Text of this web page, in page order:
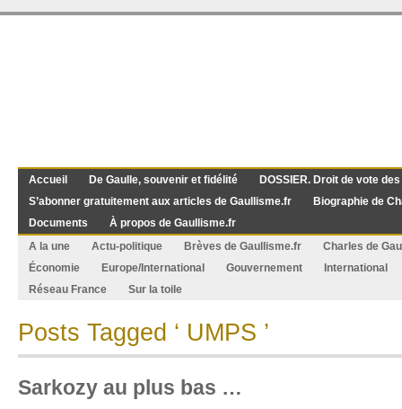
Accueil De Gaulle, souvenir et fidélité
DOSSIER. Droit de vote
S’abonner gratuitement aux articles de Gaullisme.fr
Biographie de
Documents
À propos de Gaullisme.fr
A la une
Actu-politique Brèves de Gaullisme.fr
Charles de
Économie
Europe/International Gouvernement
International
Réseau France
Sur la toile
Posts Tagged ‘ UMPS ’
Sarkozy au plus bas …